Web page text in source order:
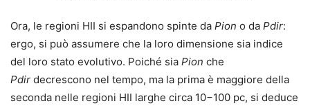
Ora, le regioni HII si espandono spinte da Pion o da Pdir:
ergo, si può assumere che la loro dimensione sia indice
del loro stato evolutivo. Poiché sia Pion che
Pdir decrescono nel tempo, ma la prima è maggiore della
seconda nelle regioni HII larghe circa 10−100 pc, si deduce